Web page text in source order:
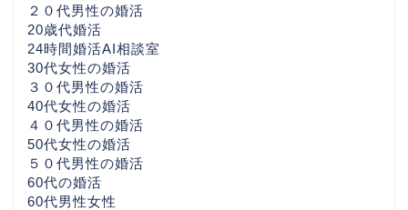
２０代男性の婚活
20歳代婚活
24時間婚活AI相談室
30代女性の婚活
３０代男性の婚活
40代女性の婚活
４０代男性の婚活
50代女性の婚活
５０代男性の婚活
60代の婚活
60代男性女性